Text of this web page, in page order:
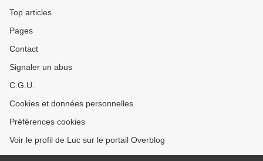
Top articles
Pages
Contact
Signaler un abus
C.G.U.
Cookies et données personnelles
Préférences cookies
Voir le profil de Luc sur le portail Overblog